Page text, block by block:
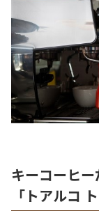
キーコーヒ
「トアルコ